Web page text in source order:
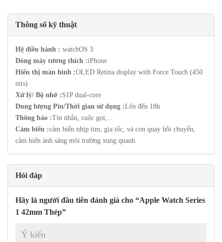
Thông số kỹ thuật
Hệ điều hành : watchOS 3
Dòng máy tương thích :iPhone
Hiển thị màn hình :OLED Retina display with Force Touch (450
nits)
Xử lý/ Bộ nhớ :S1P dual-core
Dung lượng Pin/Thời gian sử dụng :Lên đến 18h
Thông báo :Tin nhắn, cuộc gọi,...
Cảm biến :cảm biến nhịp tim, gia tốc, và con quay hồi chuyển,
cảm biến ánh sáng môi trường xung quanh
Hỏi đáp
Hãy là người đầu tiên đánh giá cho “Apple Watch Series
1 42mm Thép”